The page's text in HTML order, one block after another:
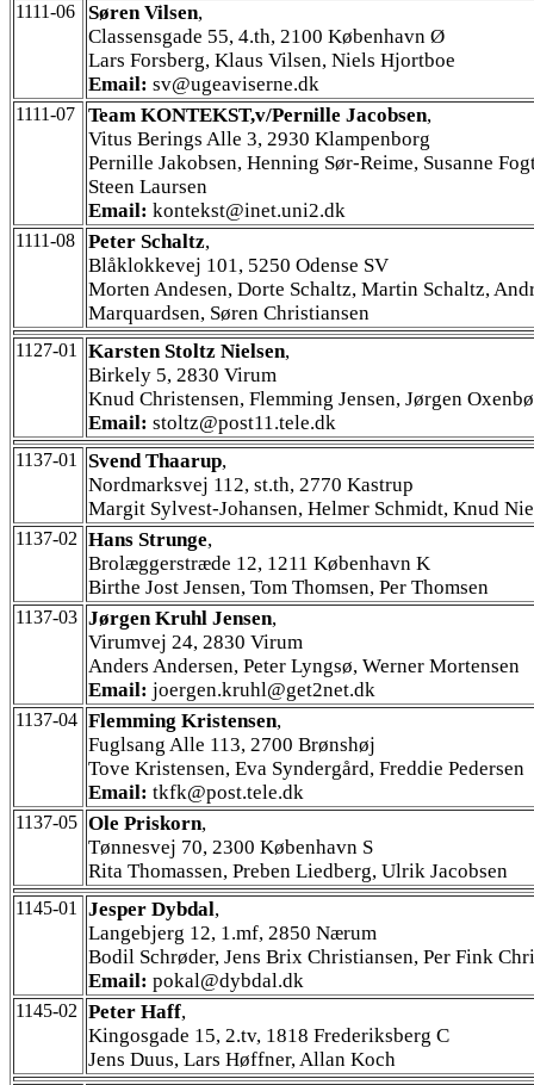
1111-06 Søren Vilsen,
Classensgade 55, 4.th, 2100 København Ø
Lars Forsberg, Klaus Vilsen, Niels Hjortboe
Email: sv@ugeaviserne.dk
1111-07 Team KONTEKST,v/Pernille Jacobsen,
Vitus Berings Alle 3, 2930 Klampenborg
Pernille Jakobsen, Henning Sør-Reime, Susanne
Steen Laursen
Email: kontekst@inet.uni2.dk
1111-08 Peter Schaltz,
Blåklokkevej 101, 5250 Odense SV
Morten Andesen, Dorte Schaltz, Martin Schaltz,
Marquardsen, Søren Christiansen
1127-01 Karsten Stoltz Nielsen,
Birkely 5, 2830 Virum
Knud Christensen, Flemming Jensen, Jørgen
Email: stoltz@post11.tele.dk
1137-01 Svend Thaarup,
Nordmarksvej 112, st.th, 2770 Kastrup
Margit Sylvest-Johansen, Helmer Schmidt, Knud
1137-02 Hans Strunge,
Brolæggerstræde 12, 1211 København K
Birthe Jost Jensen, Tom Thomsen, Per Thomsen
1137-03 Jørgen Kruhl Jensen,
Virumvej 24, 2830 Virum
Anders Andersen, Peter Lyngsø, Werner Mortensen
Email: joergen.kruhl@get2net.dk
1137-04 Flemming Kristensen,
Fuglsang Alle 113, 2700 Brønshøj
Tove Kristensen, Eva Syndergård, Freddie Pedersen
Email: tkfk@post.tele.dk
1137-05 Ole Priskorn,
Tønnesvej 70, 2300 København S
Rita Thomassen, Preben Liedberg, Ulrik Jacobsen
1145-01 Jesper Dybdal,
Langebjerg 12, 1.mf, 2850 Nærum
Bodil Schrøder, Jens Brix Christiansen, Per Fink
Email: pokal@dybdal.dk
1145-02 Peter Haff,
Kingosgade 15, 2.tv, 1818 Frederiksberg C
Jens Duus, Lars Høffner, Allan Koch